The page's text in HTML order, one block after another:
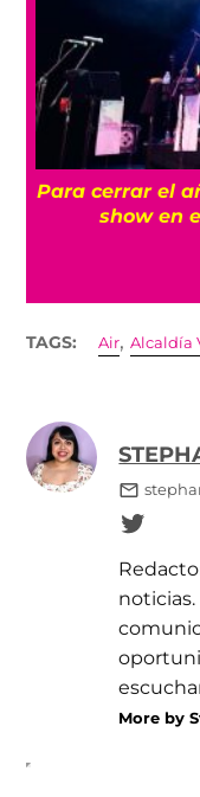
7 canciones
TAGS: Air,Alcaldía
More by